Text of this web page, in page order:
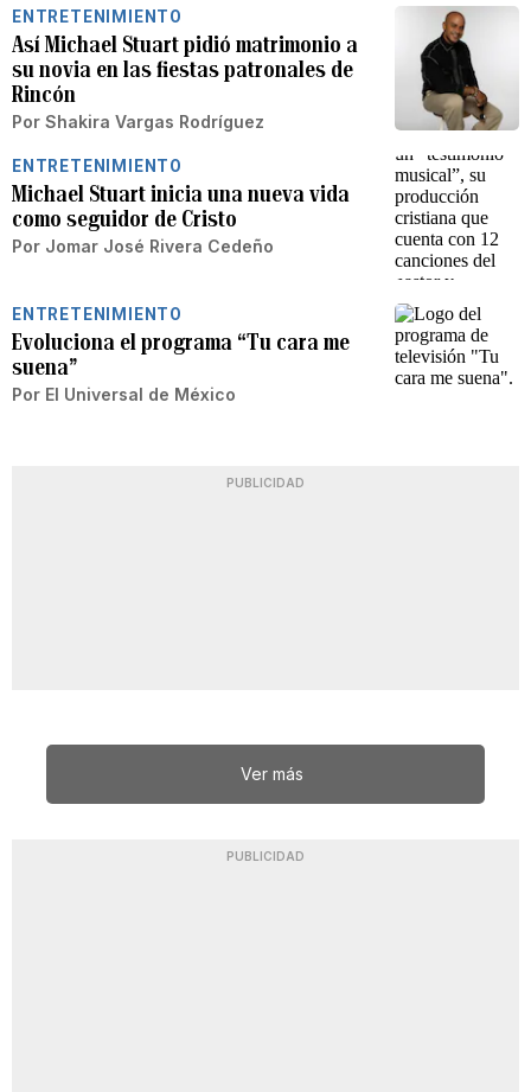
ENTRETENIMIENTO
Así Michael Stuart pidió matrimonio a
su novia en las fiestas patronales de
Rincón
Por Shakira Vargas Rodríguez
ENTRETENIMIENTO
Michael Stuart inicia una nueva vida
como seguidor de Cristo
Por Jomar José Rivera Cedeño
ENTRETENIMIENTO
Evoluciona el programa “Tu cara me
suena”
Por El Universal de México
PUBLICIDAD
Ver más
PUBLICIDAD